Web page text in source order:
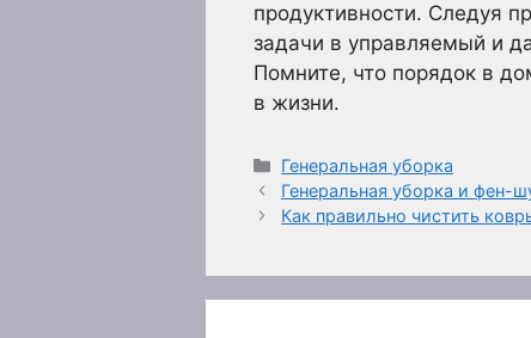
продуктивности. Следуя
задачи в управляемый и
Помните, что порядок в
в жизни.
Рубрики
Генеральная уборка
Генеральная уборка и фен-
Как правильно чистить